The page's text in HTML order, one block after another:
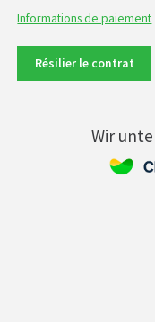
Informations de paiement
Résilier le contrat
Wir